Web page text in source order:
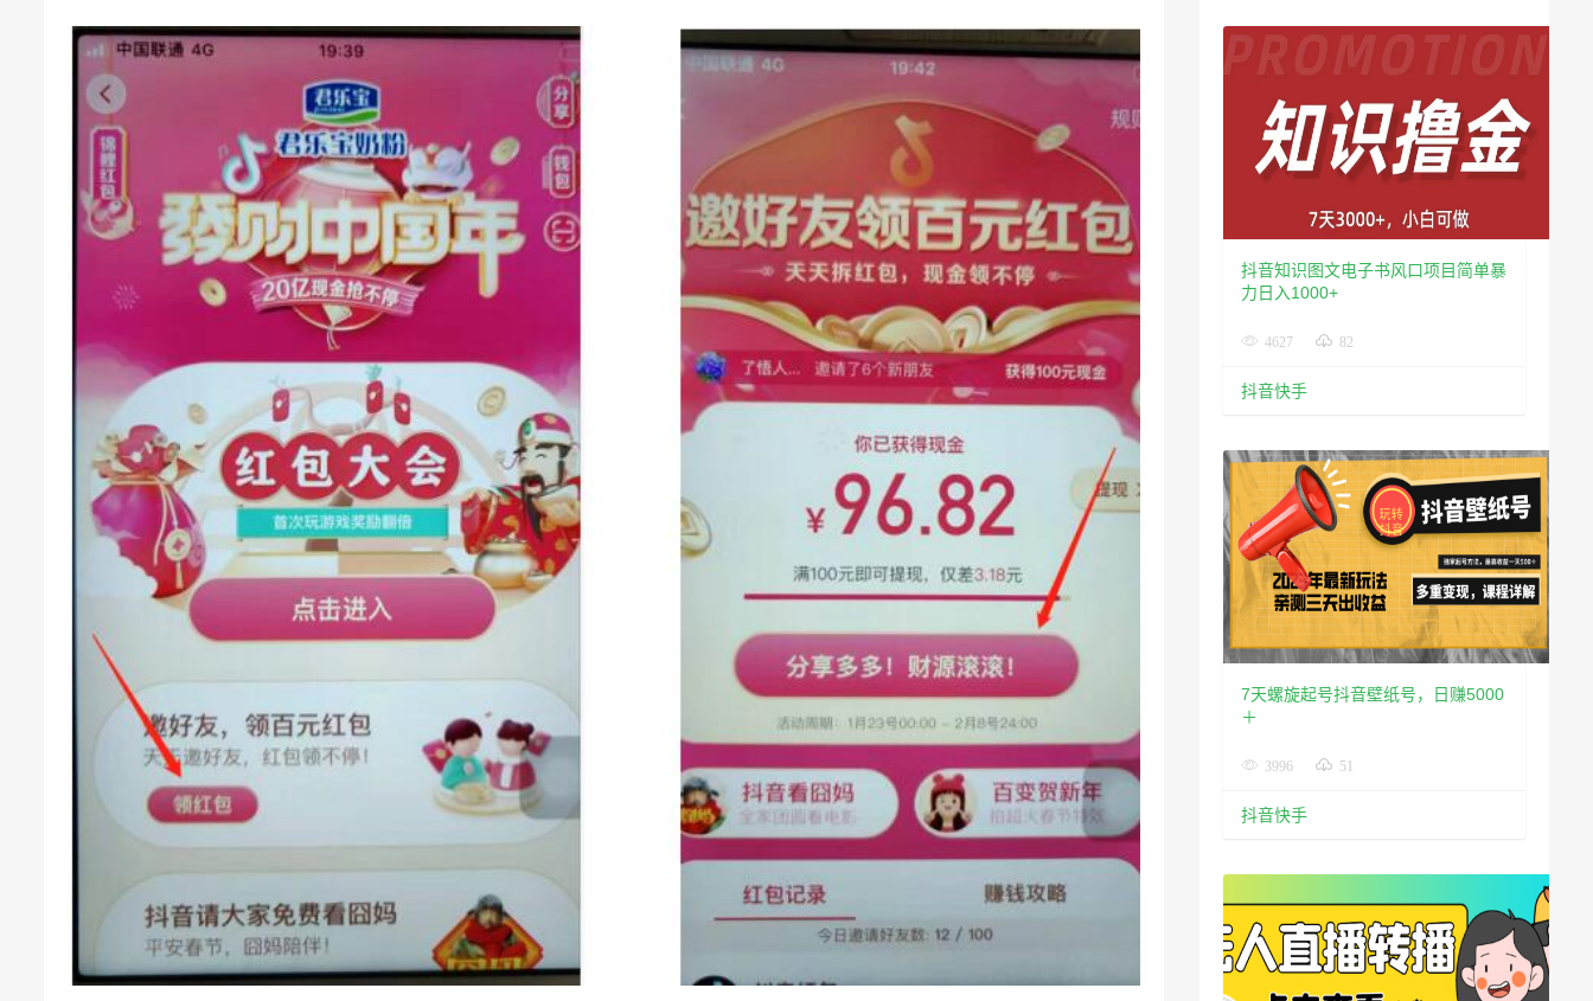
抖音知识图文电子书风口项目简单暴
力日入1000+
4627 82
抖音快手
7天螺旋起号抖音壁纸号，日赚5000
＋
3996 51
抖音快手